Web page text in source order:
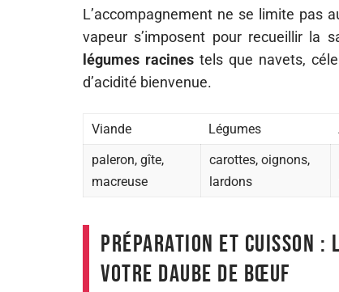
L’accompagnement ne se limite pas
vapeur s’imposent pour recueillir la
légumes racinestels que navets,
d’acidité bienvenue.
Viande Légumes
paleron, gîte,
macreuse
carottes, oignons,
lardons
Préparation et cuisson
votre daube de bœuf